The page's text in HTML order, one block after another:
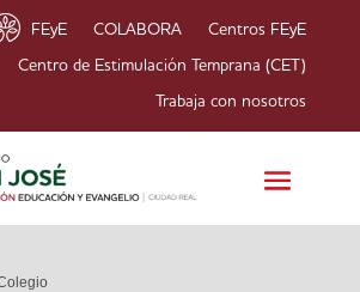
FEyE COLABORA Centros FEyE
Centro de Estimulación Temprana (CET)
Trabaja con nosotros